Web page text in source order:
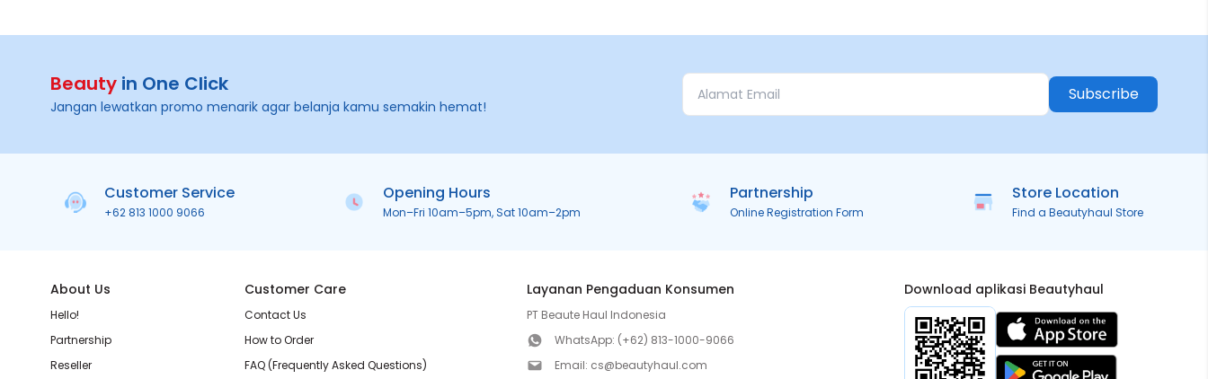
Beauty in One Click
Jangan lewatkan promo menarik agar belanja kamu semakin hemat!
Subscribe
Customer Service
+62 813 1000 9066
Opening Hours
Mon–Fri 10am–5pm, Sat 10am–2pm
Partnership
Online Registration Form
Store Location
Find a Beautyhaul Store
About Us
Hello!
Partnership
Reseller
Customer Care
Contact Us
How to Order
FAQ (Frequently Asked Questions)
Layanan Pengaduan Konsumen
PT Beaute Haul Indonesia
WhatsApp: (+62) 813-1000-9066
Email: cs@beautyhaul.com
Download aplikasi Beautyhaul